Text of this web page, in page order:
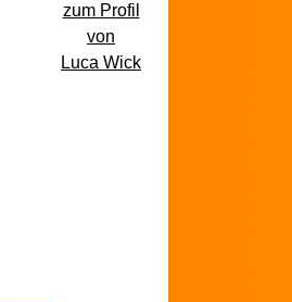
zum Profil
von
Luca Wick